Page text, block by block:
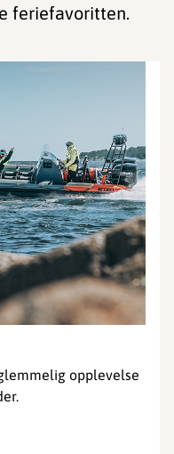
feriefavoritten.
opplevelse